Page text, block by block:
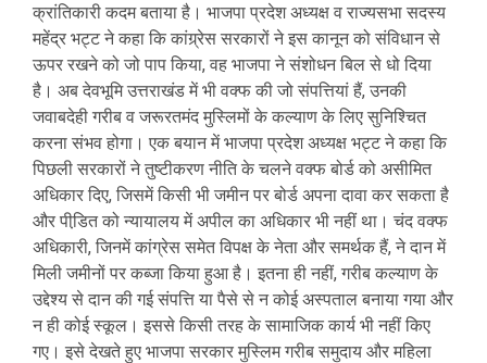
क्रांतिकारी कदम बताया है। भाजपा प्रदेश अध्यक्ष व राज्यसभा सदस्य
महेंद्र भट्ट ने कहा कि कांग्र्रेस सरकारों ने इस कानून को संविधान से
ऊपर रखने को जो पाप किया, वह भाजपा ने संशोधन बिल से धो दिया
है। अब देवभूमि उत्तराखंड में भी वक्फ की जो संपत्तियां हैं, उनकी
जवाबदेही गरीब व जरूरतमंद मुस्लिमों के कल्याण के लिए सुनिश्चित
करना संभव होगा। एक बयान में भाजपा प्रदेश अध्यक्ष भट्ट ने कहा कि
पिछली सरकारों ने तुष्टीकरण नीति के चलने वक्फ बोर्ड को असीमित
अधिकार दिए, जिसमें किसी भी जमीन पर बोर्ड अपना दावा कर सकता है
और पीडि़त को न्यायालय में अपील का अधिकार भी नहीं था। चंद वक्फ
अधिकारी, जिनमें कांग्रेस समेत विपक्ष के नेता और समर्थक हैं, ने दान में
मिली जमीनों पर कब्जा किया हुआ है। इतना ही नहीं, गरीब कल्याण के
उद्देश्य से दान की गई संपत्ति या पैसे से न कोई अस्पताल बनाया गया और
न ही कोई स्कूल। इससे किसी तरह के सामाजिक कार्य भी नहीं किए
गए। इसे देखते हुए भाजपा सरकार मुस्लिम गरीब समुदाय और महिला